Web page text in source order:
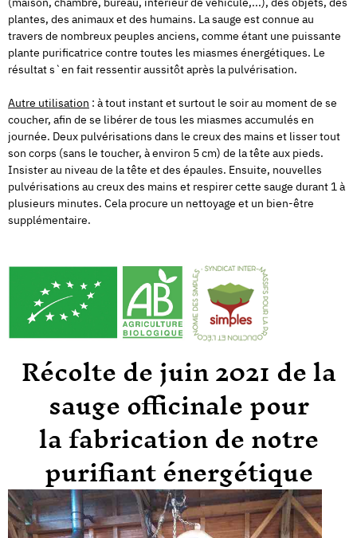
plantes, des animaux et des humains. La sauge est connue au
travers de nombreux peuples anciens, comme étant une puissante
plante purificatrice contre toutes les miasmes énergétiques. Le
résultat s`en fait ressentir aussitôt après la pulvérisation.
Autre utilisation : à tout instant et surtout le soir au moment de se
coucher, afin de se libérer de tous les miasmes accumulés en
journée. Deux pulvérisations dans le creux des mains et lisser tout
son corps (sans le toucher, à environ 5 cm) de la tête aux pieds.
Insister au niveau de la tête et des épaules. Ensuite, nouvelles
pulvérisations au creux des mains et respirer cette sauge durant 1 à
plusieurs minutes. Cela procure un nettoyage et un bien-être
supplémentaire.
Récolte de juin 2021 de la
sauge officinale pour
la fabrication de notre
purifiant énergétique